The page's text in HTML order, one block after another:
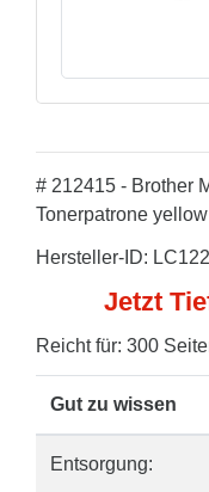
# 212415 - Brother
Tonerpatrone yellow
Hersteller-ID:
Jetzt
Reicht für: 300
Gut zu wissen
Entsorgung: